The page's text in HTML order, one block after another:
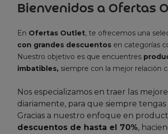
Bienvenidos a Ofertas
En Ofertas Outlet, te ofrecemos una
con grandes descuentos en categorías
Nuestro objetivo es que encuentres
imbatibles, siempre con la mejor relación
Nos especializamos en traer las
diariamente, para que siempre
Gracias a nuestro enfoque en
descuentos de hasta el 70%,